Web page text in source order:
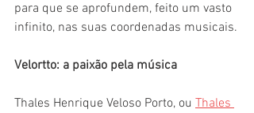
para que se aprofundem, feito um vasto
infinito, nas suas coordenadas musicais.
Velortto: a paixão pela música
Thales Henrique Veloso Porto, ou Thales